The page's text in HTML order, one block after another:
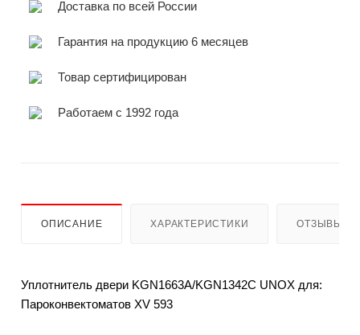
Доставка по всей России
Гарантия на продукцию 6 месяцев
Товар сертифицирован
Работаем с 1992 года
ОПИСАНИЕ ХАРАКТЕРИСТИКИ ОТЗЫВЫ (1)
Уплотнитель двери KGN1663A/KGN1342C UNOX для:
Пароконвектоматов XV 593